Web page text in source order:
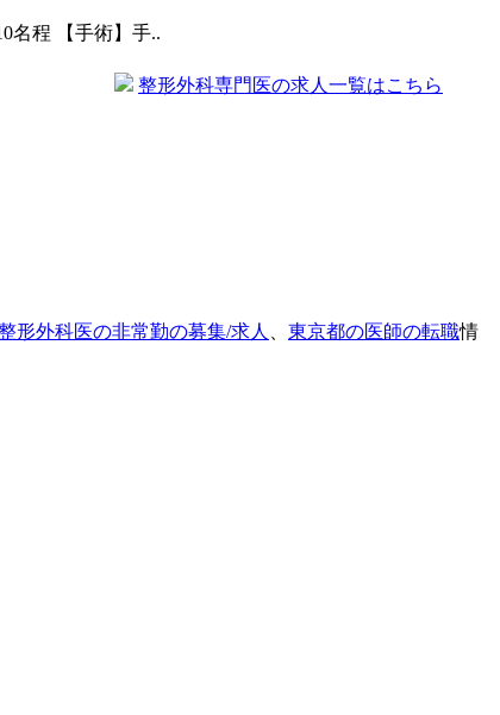
名程 【手術】手..
整形外科専門医の求人一覧はこちら
形外科医の非常勤の募集/求人 東京都の医師の転職情